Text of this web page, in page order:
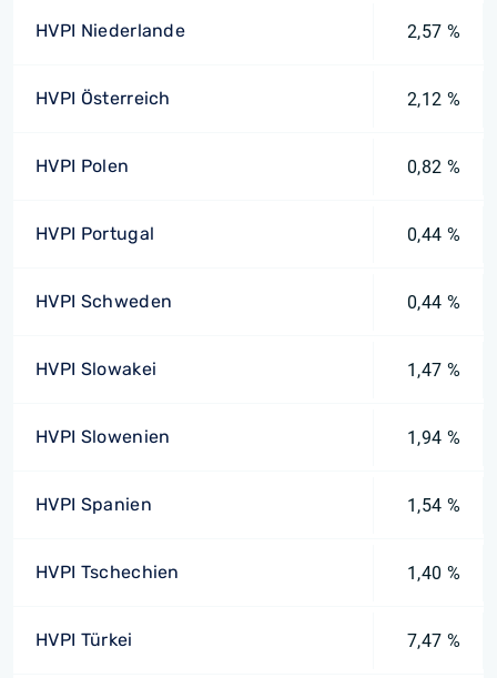
HVPI Niederlande 2,57 %
HVPI Österreich 2,12 %
HVPI Polen 0,82 %
HVPI Portugal 0,44 %
HVPI Schweden 0,44 %
HVPI Slowakei 1,47 %
HVPI Slowenien 1,94 %
HVPI Spanien 1,54 %
HVPI Tschechien 1,40 %
HVPI Türkei 7,47 %